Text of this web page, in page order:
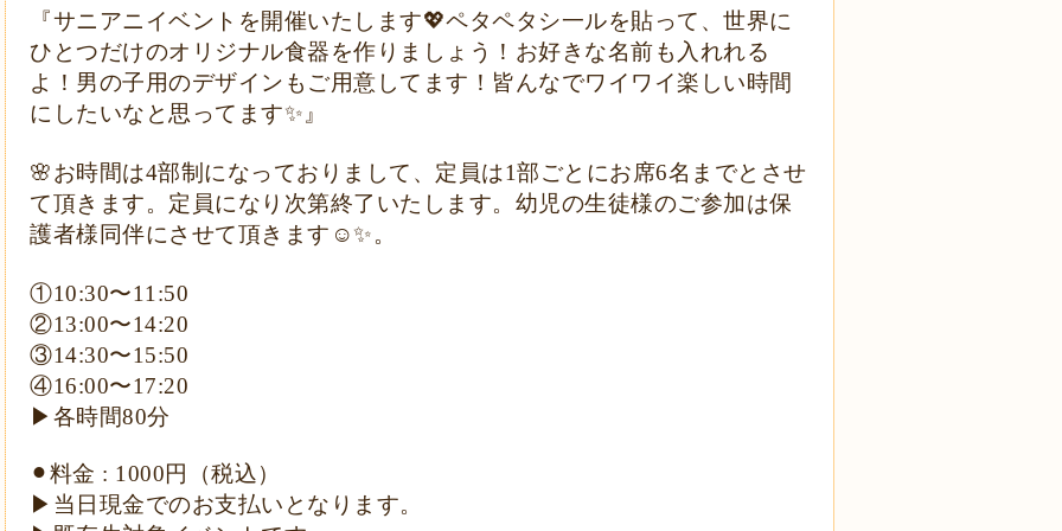
『サニアニイベントを開催いたします💖ペタペタシ一ルを貼って、世界に
ひとつだけのオリジナル食器を作りましょう！お好きな名前も入れれる
よ！男の子用のデザインもご用意してます！皆んなでワイワイ楽しい時間
にしたいなと思ってます✨ 』
🌸お時間は4部制になっておりまして、定員は1部ごとにお席6名までとさせ
て頂きます。定員になり次第終了いたします。幼児の生徒様のご参加は保
護者様同伴にさせて頂きます ☺️✨。
①10:30〜11:50
②13:00〜14:20
③14:30〜15:50
④16:00〜17:20
▶︎ 各時間80分
⚫︎料金 : 1000円（税込）
▶︎ 当日現金でのお支払いとなります。